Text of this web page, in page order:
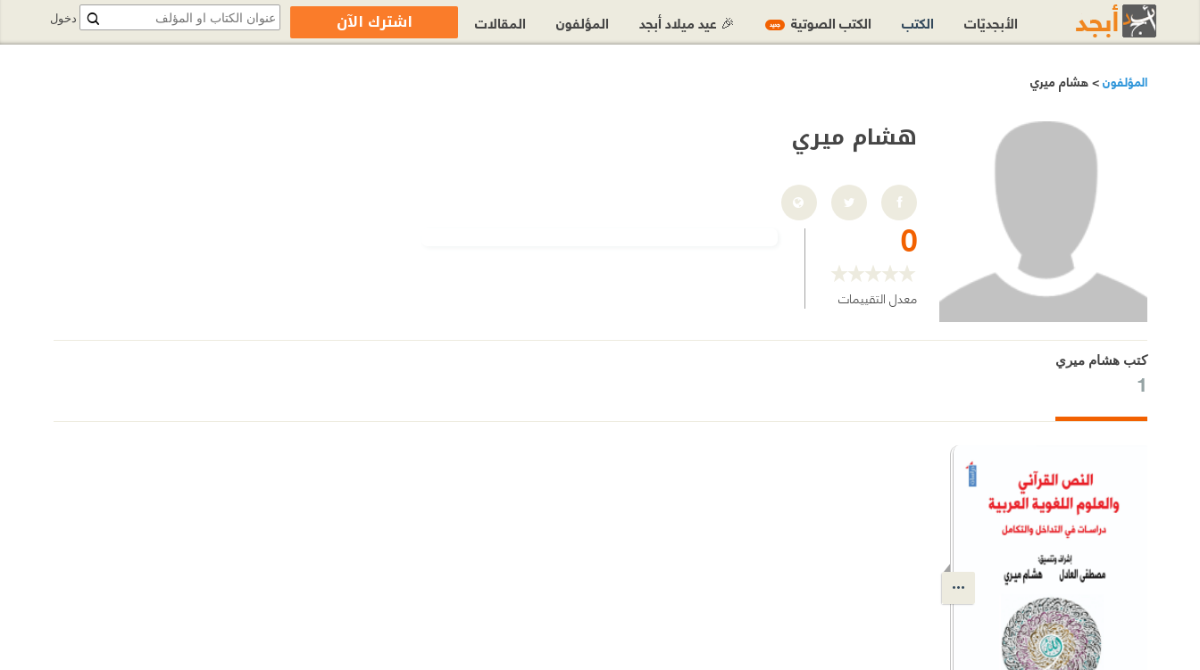
المؤلفون> هشام ميري
هشام ميري
0
معدل التقييمات
كتب هشام ميري
1
دخول الأبجديّات الكتب الكتب الصوتية جديد 🎉 عيد ميلاد أبجد المؤلفون المقالات اشترك الآن